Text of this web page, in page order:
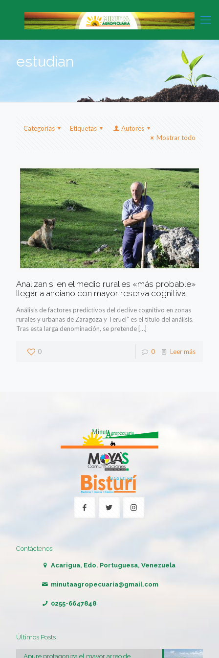
estudian
Categorias Etiquetas
Autores
Mostrar todo
Analizan si en el medio rural es «más probable»
llegar a anciano con mayor reserva cognitiva
Análisis de factores predictivos del declive cognitivo en zonas
rurales y urbanas de Zaragoza y Teruel” es el título del análisis.
Tras esta larga denominación, se pretende […]
0 0 Leer más
Contáctenos
Acarigua, Edo. Portuguesa, Venezuela
minutaagropecuaria@gmail.com
0255-6647848
Últimos Posts
Apure protagoniza el mayor arreo de